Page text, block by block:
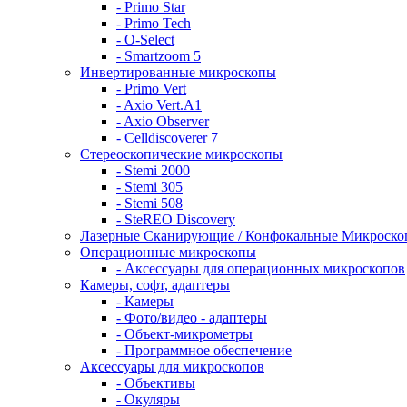
- Primo Star
- Primo Tech
- O-Select
- Smartzoom 5
Инвертированные микроскопы
- Primo Vert
- Axio Vert.A1
- Axio Observer
- Celldiscoverer 7
Стереоскопические микроскопы
- Stemi 2000
- Stemi 305
- Stemi 508
- SteREO Discovery
Лазерные Сканирующие / Конфокальные
Операционные микроскопы
- Аксессуары для операционных микроскопов
Камеры, софт, адаптеры
- Камеры
- Фото/видео - адаптеры
- Объект-микрометры
- Программное обеспечение
Аксессуары для микроскопов
- Объективы
- Окуляры